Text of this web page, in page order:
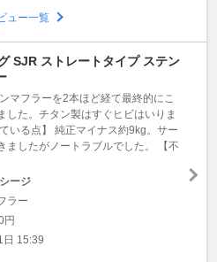
ュー一覧
SJR ストレートタイプ ステン
マフラーを2本ほど経て最終的にこ
した。チタン製はすぐヒビはいりま
いる点】 純正マイナス約9kg。サー
ましたがノートラブルでした。 【不
ージ
ラー
円
日 15:39